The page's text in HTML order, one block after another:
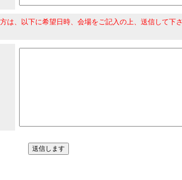
は、以下に希望日時、会場をご記入の上、送信して下さ